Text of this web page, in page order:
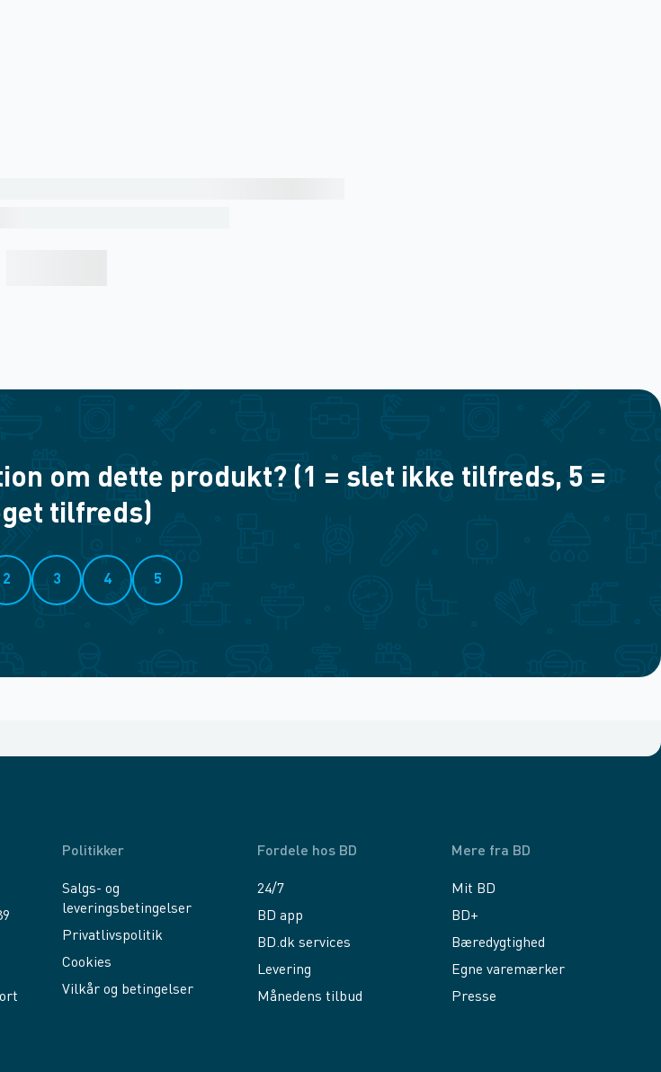
om dette produkt? (1 = slet ikke tilfreds, 5 =
tilfreds)
2 3 4 5
Politikker
Salgs- og
leveringsbetingelser
Privatlivspolitik
Cookies
Vilkår og betingelser
Fordele hos BD
24/7
BD app
BD.dk services
Levering
Månedens tilbud
Mere fra BD
Mit BD
BD+
Bæredygtighed
Egne varemærker
Presse